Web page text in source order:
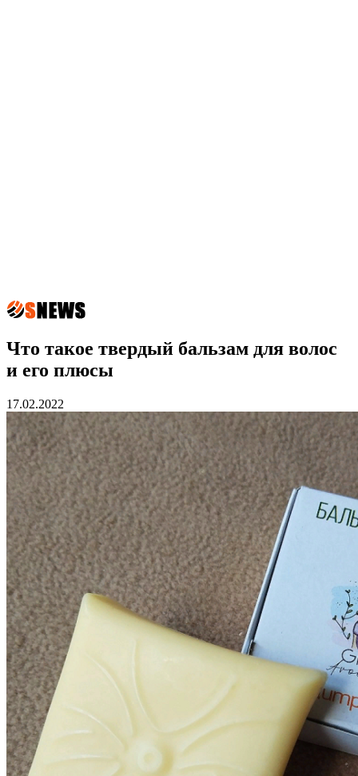
Что такое твердый бальзам для волос
и его плюсы
17.02.2022